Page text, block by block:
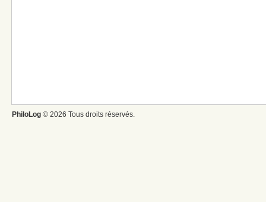
PhiloLog © 2026 Tous droits réservés.